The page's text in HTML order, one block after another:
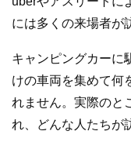
には多くの来場者が
キャンピングカーに
けの車両を集めて何
れません。実際のと
れ、どんな人たちが